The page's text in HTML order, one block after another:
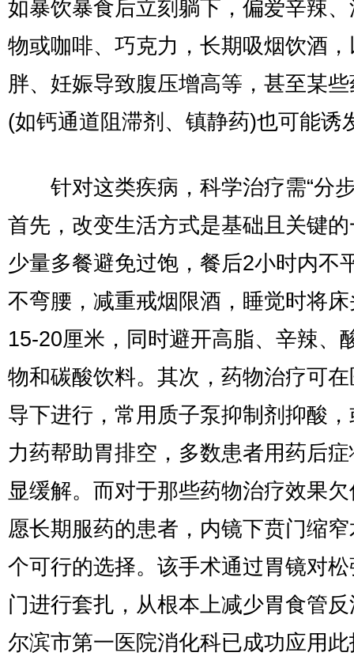
如暴饮暴食后立刻躺下，偏爱辛辣
物或咖啡、巧克力，长期吸烟饮酒
胖、妊娠导致腹压增高等，甚至某
(如钙通道阻滞剂、镇静药)也可能诱
针对这类疾病，科学治疗需“分步
首先，改变生活方式是基础且关键
少量多餐避免过饱，餐后2小时内不
不弯腰，减重戒烟限酒，睡觉时将
15-20厘米，同时避开高脂、辛辣、
物和碳酸饮料。其次，药物治疗可
导下进行，常用质子泵抑制剂抑酸
力药帮助胃排空，多数患者用药后
显缓解。而对于那些药物治疗效果
愿长期服药的患者，内镜下贲门缩
个可行的选择。该手术通过胃镜对
门进行套扎，从根本上减少胃食管
尔滨市第一医院消化科已成功应用